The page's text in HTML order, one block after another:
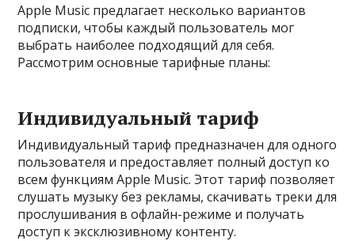
Apple Music предлагает несколько вариантов
подписки, чтобы каждый пользователь мог
выбрать наиболее подходящий для себя.
Рассмотрим основные тарифные планы:
Индивидуальный тариф
Индивидуальный тариф предназначен для одного
пользователя и предоставляет полный доступ ко
всем функциям Apple Music. Этот тариф позволяет
слушать музыку без рекламы, скачивать треки для
прослушивания в офлайн-режиме и получать
доступ к эксклюзивному контенту.